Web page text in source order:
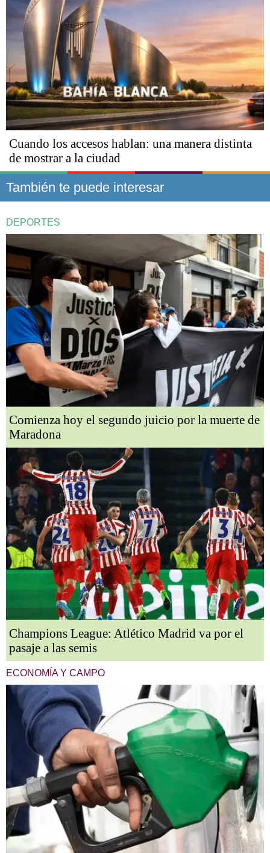
Cuando los accesos hablan: una manera distinta
de mostrar a la ciudad
También te puede interesar
DEPORTES
Comienza hoy el segundo juicio por la muerte de
Maradona
Champions League: Atlético Madrid va por el
pasaje a las semis
ECONOMÍA Y CAMPO